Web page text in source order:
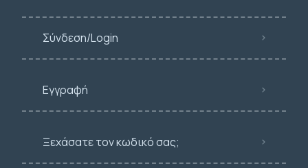
Σύνδεση/Login
Εγγραφή
Ξεχάσατε τον κωδικό σας;